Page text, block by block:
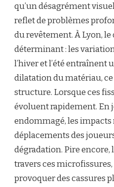
qu’un désagrément
reflet de problèmes
du revêtement. À Lyon,
déterminant : les
l’hiver et l’été entraînent
dilatation du matériau,
structure. Lorsque ces
évoluent rapidement. En
endommagé, les impacts
déplacements des
dégradation. Pire encore,
travers ces
provoquer des cassures